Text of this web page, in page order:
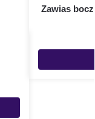
Zawias